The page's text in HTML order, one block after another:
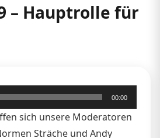
– Hauptrolle für
00:00
sich unsere Moderatoren
Sträche und Andy